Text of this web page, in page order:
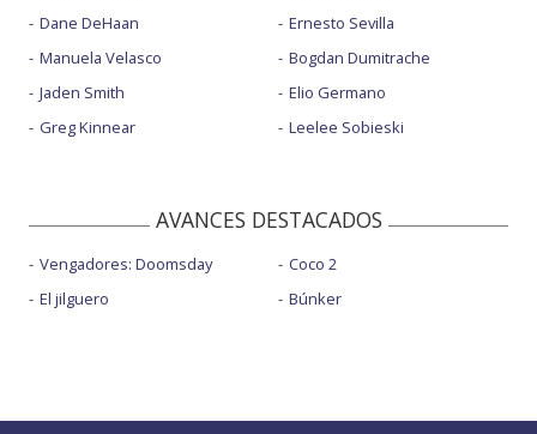
Dane DeHaan
Manuela Velasco
Jaden Smith
Greg Kinnear
Ernesto Sevilla
Bogdan Dumitrache
Elio Germano
Leelee Sobieski
AVANCES DESTACADOS
Vengadores: Doomsday
El jilguero
Coco 2
Búnker